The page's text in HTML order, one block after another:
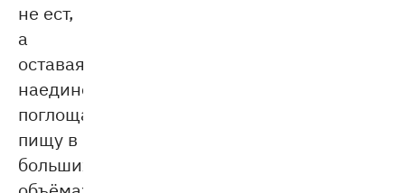
не ест,
а
оставаясь
наедине,
поглощает
пищу в
больших